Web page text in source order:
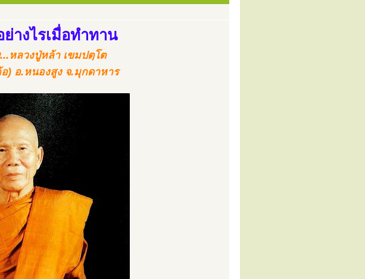
างไรเมื่อทำทาน
หลวงปู่หล้า เขมปตฺโต
) อ.หนองสูง จ.มุกดาหาร